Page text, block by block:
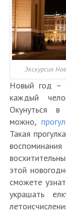
Экскурсия
Новый год –
каждый
Окунуться
можно,
Такая
этой
сможете
украшать